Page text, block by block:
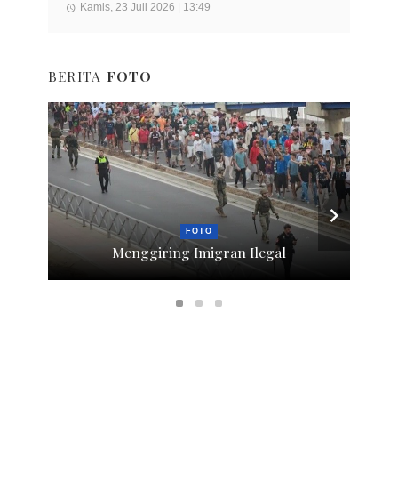
Kamis, 23 Juli 2026 | 13:49
BERITA FOTO
FOTO
Menggiring Imigran Ilegal